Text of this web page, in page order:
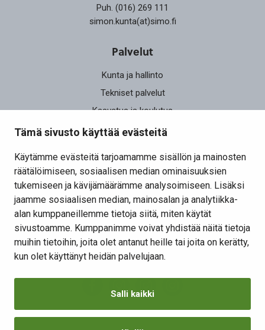
Tämä sivusto käyttää evästeitä
Käytämme evästeitä tarjoamamme sisällön ja mainosten
räätälöimiseen, sosiaalisen median ominaisuuksien
tukemiseen ja kävijämäärämme analysoimiseen. Lisäksi
jaamme sosiaalisen median, mainosalan ja analytiikka-
alan kumppaneillemme tietoja siitä, miten käytät
sivustoamme. Kumppanimme voivat yhdistää näitä tietoja
muihin tietoihin, joita olet antanut heille tai joita on kerätty,
kun olet käyttänyt heidän palvelujaan.
Salli kaikki
Puh. (016) 269 111
simon.kunta(at)simo.fi
Palvelut
Kunta ja hallinto
Tekniset palvelut
Kasvatus ja koulutus
Elinvoima
Osallistu ja vaikuta
Kansalaisaloite
Lomakkeet
Tietosuojaseloste